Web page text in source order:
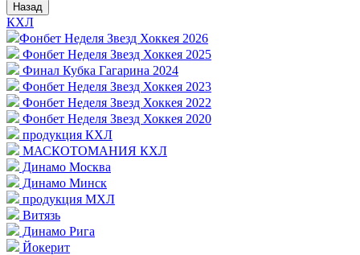
Назад
КХЛ
Фонбет Неделя Звезд Хоккея 2026
Фонбет Неделя Звезд Хоккея 2025
Финал Кубка Гагарина 2024
Фонбет Неделя Звезд Хоккея 2023
Фонбет Неделя Звезд Хоккея 2022
Фонбет Неделя Звезд Хоккея 2020
продукция КХЛ
МАСКОТОМАНИЯ КХЛ
Динамо Москва
Динамо Минск
продукция МХЛ
Витязь
Динамо Рига
Йокерит